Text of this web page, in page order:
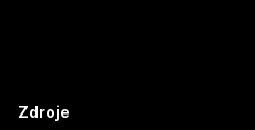
Zdroje